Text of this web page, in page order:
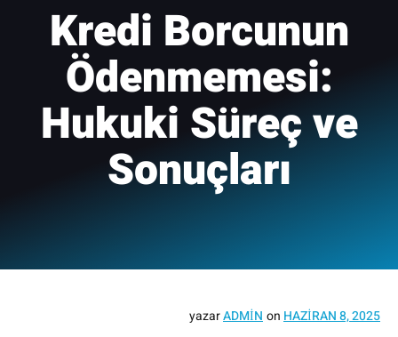
Kredi Borcunun
Ödenmemesi:
Hukuki Süreç ve
Sonuçları
yazarADMIN on HAZIRAN 8, 2025